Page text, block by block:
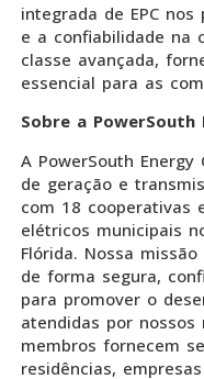
integrada de EPC
e a confiabilidade na
classe avançada,
essencial para as
Sobre a
A PowerSouth
de geração e
com 18 cooperativas
elétricos municipais
Flórida. Nossa
de forma segura,
para promover o
atendidas por nossos
membros fornecem
residências,